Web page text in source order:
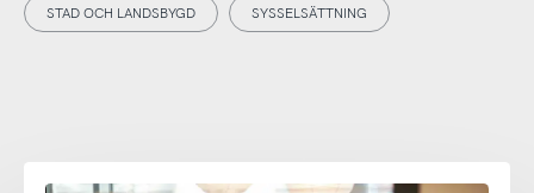
STAD OCH LANDSBYGD SYSSELSÄTTNING